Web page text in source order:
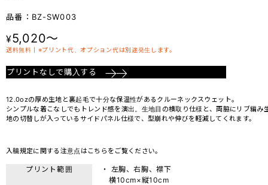
品番：BZ-SW003
¥5,020～
送料無料丨※プリント代、オプション代は別途発生します。
プリントなしで購入する
12.0ozの厚め生地と裏起毛で十分な保温性があるクルーネックスウェット。
シンプルな着こなしでもトレンド感を演出。生地目の横取り仕様と、両脇にリブ編み
地の切替しが入っているサイドパネル仕様で、型崩れや伸びを軽減してくれます。
入稿規定に関する注意点は こちら をご覧ください。
プリント範囲
・ 左胸、右胸、襟下
横10cm×縦10cm